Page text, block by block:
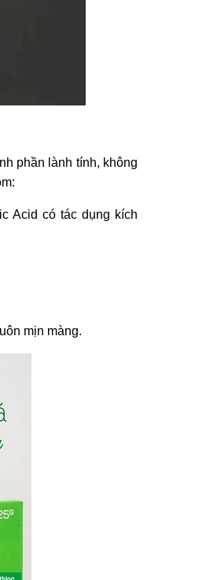
phần lành tính, không
Acid có tác dụng kích
mịn màng.